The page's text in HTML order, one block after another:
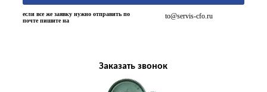
если все же заявку нужно отправить по
почте пишите на
to@servis-cfo.ru
Заказать звонок